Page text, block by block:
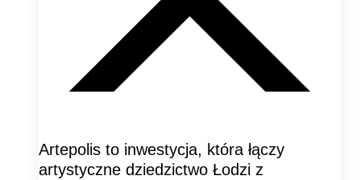
Artepolis to inwestycja, która łączy
artystyczne dziedzictwo Łodzi z